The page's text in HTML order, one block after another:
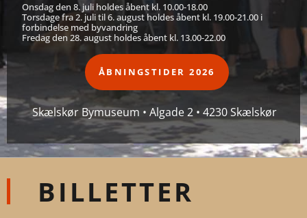
Onsdag den 8. juli holdes åbent kl. 10.00-18.00
Torsdage fra 2. juli til 6. august holdes åbent kl. 19.00-21.00 i
forbindelse med byvandring
Fredag den 28. august holdes åbent kl. 13.00-22.00
ÅBNINGSTIDER 2026
Skælskør Bymuseum • Algade 2 • 4230 Skælskør
BILLETTER